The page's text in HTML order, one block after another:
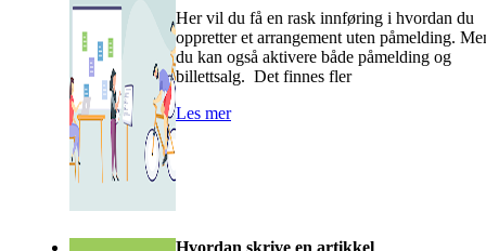
Her vil du få en rask innføring i hvordan du
oppretter et arrangement uten påmelding.
du kan også aktivere både påmelding og
billettsalg. Det finnes fler
Les mer
Hvordan skrive en artikkel